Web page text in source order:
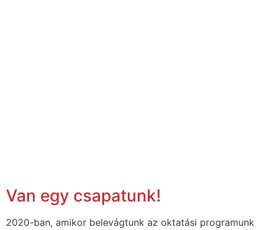
Van egy csapatunk!
2020-ban, amikor belevágtunk az oktatási programunk